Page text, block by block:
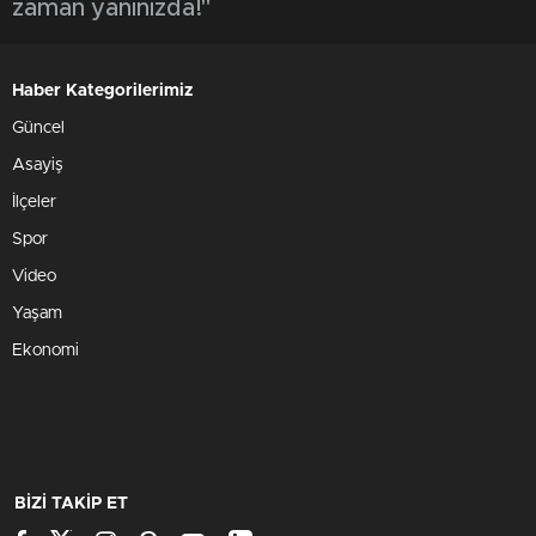
zaman yanınızda!"
Haber Kategorilerimiz
Güncel
Asayiş
İlçeler
Spor
Video
Yaşam
Ekonomi
BİZİ TAKİP ET